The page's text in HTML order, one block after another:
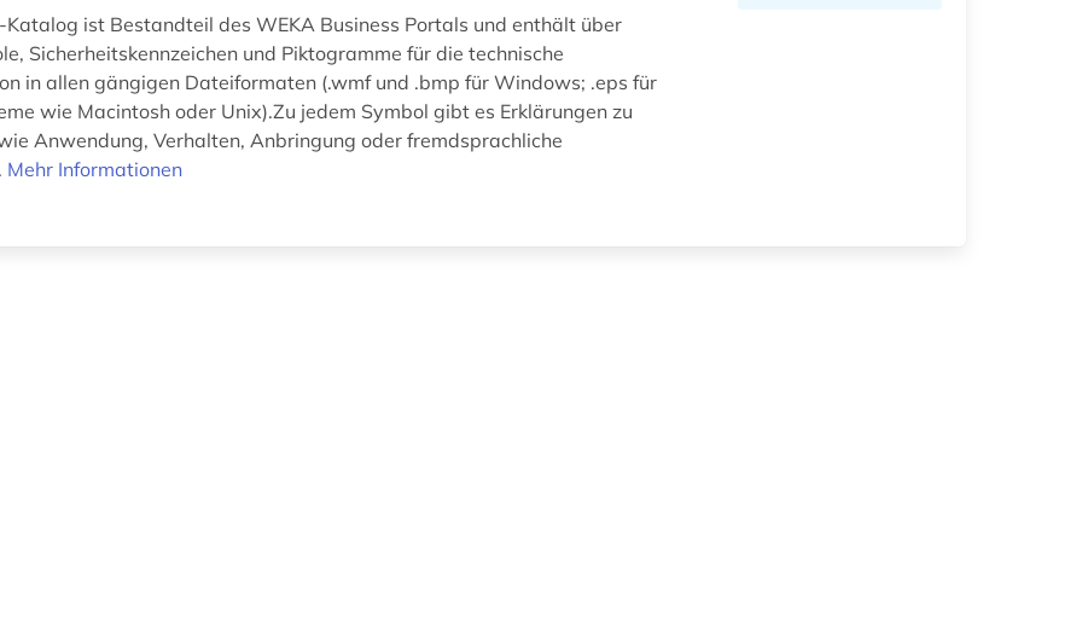
Katalog ist Bestandteil des WEKA Business Portals und enthält über
Sicherheitskennzeichen und Piktogramme für die technische
in allen gängigen Dateiformaten (.wmf und .bmp für Windows; .eps für
wie Macintosh oder Unix).Zu jedem Symbol gibt es Erklärungen zu
Anwendung, Verhalten, Anbringung oder fremdsprachliche
Mehr Informationen